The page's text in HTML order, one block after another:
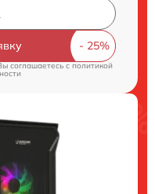
соглашаетесь cполитикой